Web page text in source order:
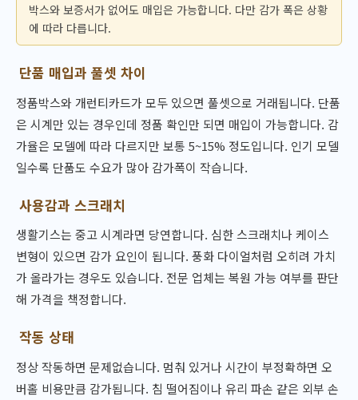
박스와 보증서가 없어도 매입은 가능합니다. 다만 감가 폭은 상황
에 따라 다릅니다.
단품 매입과 풀셋 차이
정품박스와 개런티카드가 모두 있으면 풀셋으로 거래됩니다. 단품
은 시계만 있는 경우인데 정품 확인만 되면 매입이 가능합니다. 감
가율은 모델에 따라 다르지만 보통 5~15% 정도입니다. 인기 모델
일수록 단품도 수요가 많아 감가폭이 작습니다.
사용감과 스크래치
생활기스는 중고 시계라면 당연합니다. 심한 스크래치나 케이스
변형이 있으면 감가 요인이 됩니다. 풍화 다이얼처럼 오히려 가치
가 올라가는 경우도 있습니다. 전문 업체는 복원 가능 여부를 판단
해 가격을 책정합니다.
작동 상태
정상 작동하면 문제없습니다. 멈춰 있거나 시간이 부정확하면 오
버홀 비용만큼 감가됩니다. 침 떨어짐이나 유리 파손 같은 외부 손